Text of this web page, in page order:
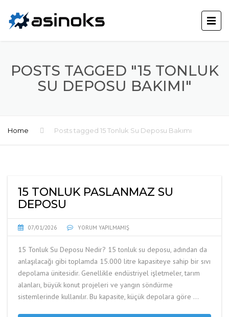
POSTS TAGGED "15 TONLUK
SU DEPOSU BAKIMI"
Home Posts tagged 15 Tonluk Su Deposu Bakımı
15 TONLUK PASLANMAZ SU
DEPOSU
07/01/2026 YORUM YAPILMAMIŞ
15 Tonluk Su Deposu Nedir? 15 tonluk su deposu, adından da
anlaşılacağı gibi toplamda 15.000 litre kapasiteye sahip bir sıvı
depolama ünitesidir. Genellikle endüstriyel işletmeler, tarım
alanları, büyük konut projeleri ve yangın söndürme
sistemlerinde kullanılır. Bu kapasite, küçük depolara göre …